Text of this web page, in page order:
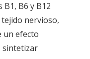
B1, B6 y B12
nervioso,
un efecto
sintetizar